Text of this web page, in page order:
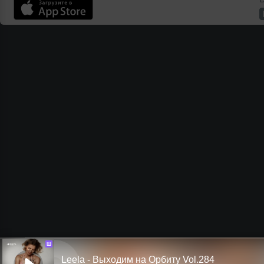
Ш
Leela - Выходим на Орбиту Vol.284